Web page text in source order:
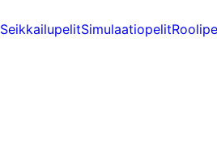
SeikkailupelitSimulaatiopelit